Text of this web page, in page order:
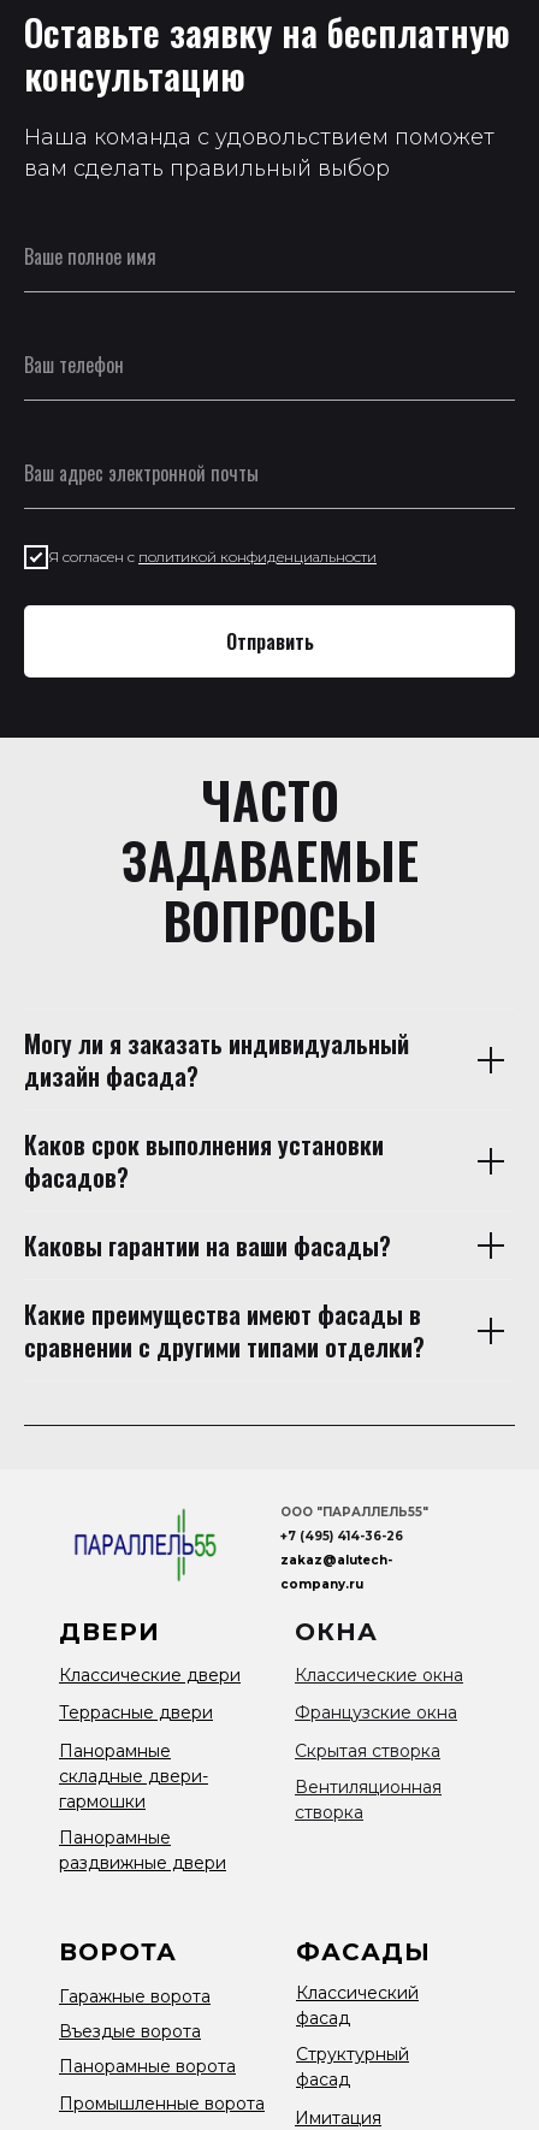
Оставьте заявку на бесплатную
консультацию
Наша команда с удовольствием поможет
вам сделать правильный выбор
Я согласен с политикой конфиденциальности
Отправить
ЧАСТО
ЗАДАВАЕМЫЕ
ВОПРОСЫ
Могу ли я заказать индивидуальный
дизайн фасада?
Каков срок выполнения установки
фасадов?
Каковы гарантии на ваши фасады?
Какие преимущества имеют фасады в
сравнении с другими типами отделки?
ООО "ПАРАЛЛЕЛЬ55"
+7 (495) 414-36-26
zakaz@alutech-
company.ru
ОКНА
Классические окна
Французские окна
Скрытая створка
Вентиляционная
створка
ДВЕРИ
Классические двери
Террасные двери
Панорамные
складные двери-
гармошки
Панорамные
раздвижные двери
ФАСАДЫ
Классический
фасад
Структурный
фасад
Имитация
ВОРОТА
Промышленные ворота
Панорамные ворота
Гаражные ворота
Въездые ворота